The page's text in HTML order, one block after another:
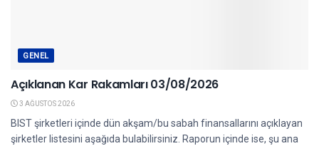
GENEL
Açıklanan Kar Rakamları 03/08/2026
3 AĞUSTOS 2026
BIST şirketleri içinde dün akşam/bu sabah finansallarını açıklayan
şirketler listesini aşağıda bulabilirsiniz. Raporun içinde ise, şu ana